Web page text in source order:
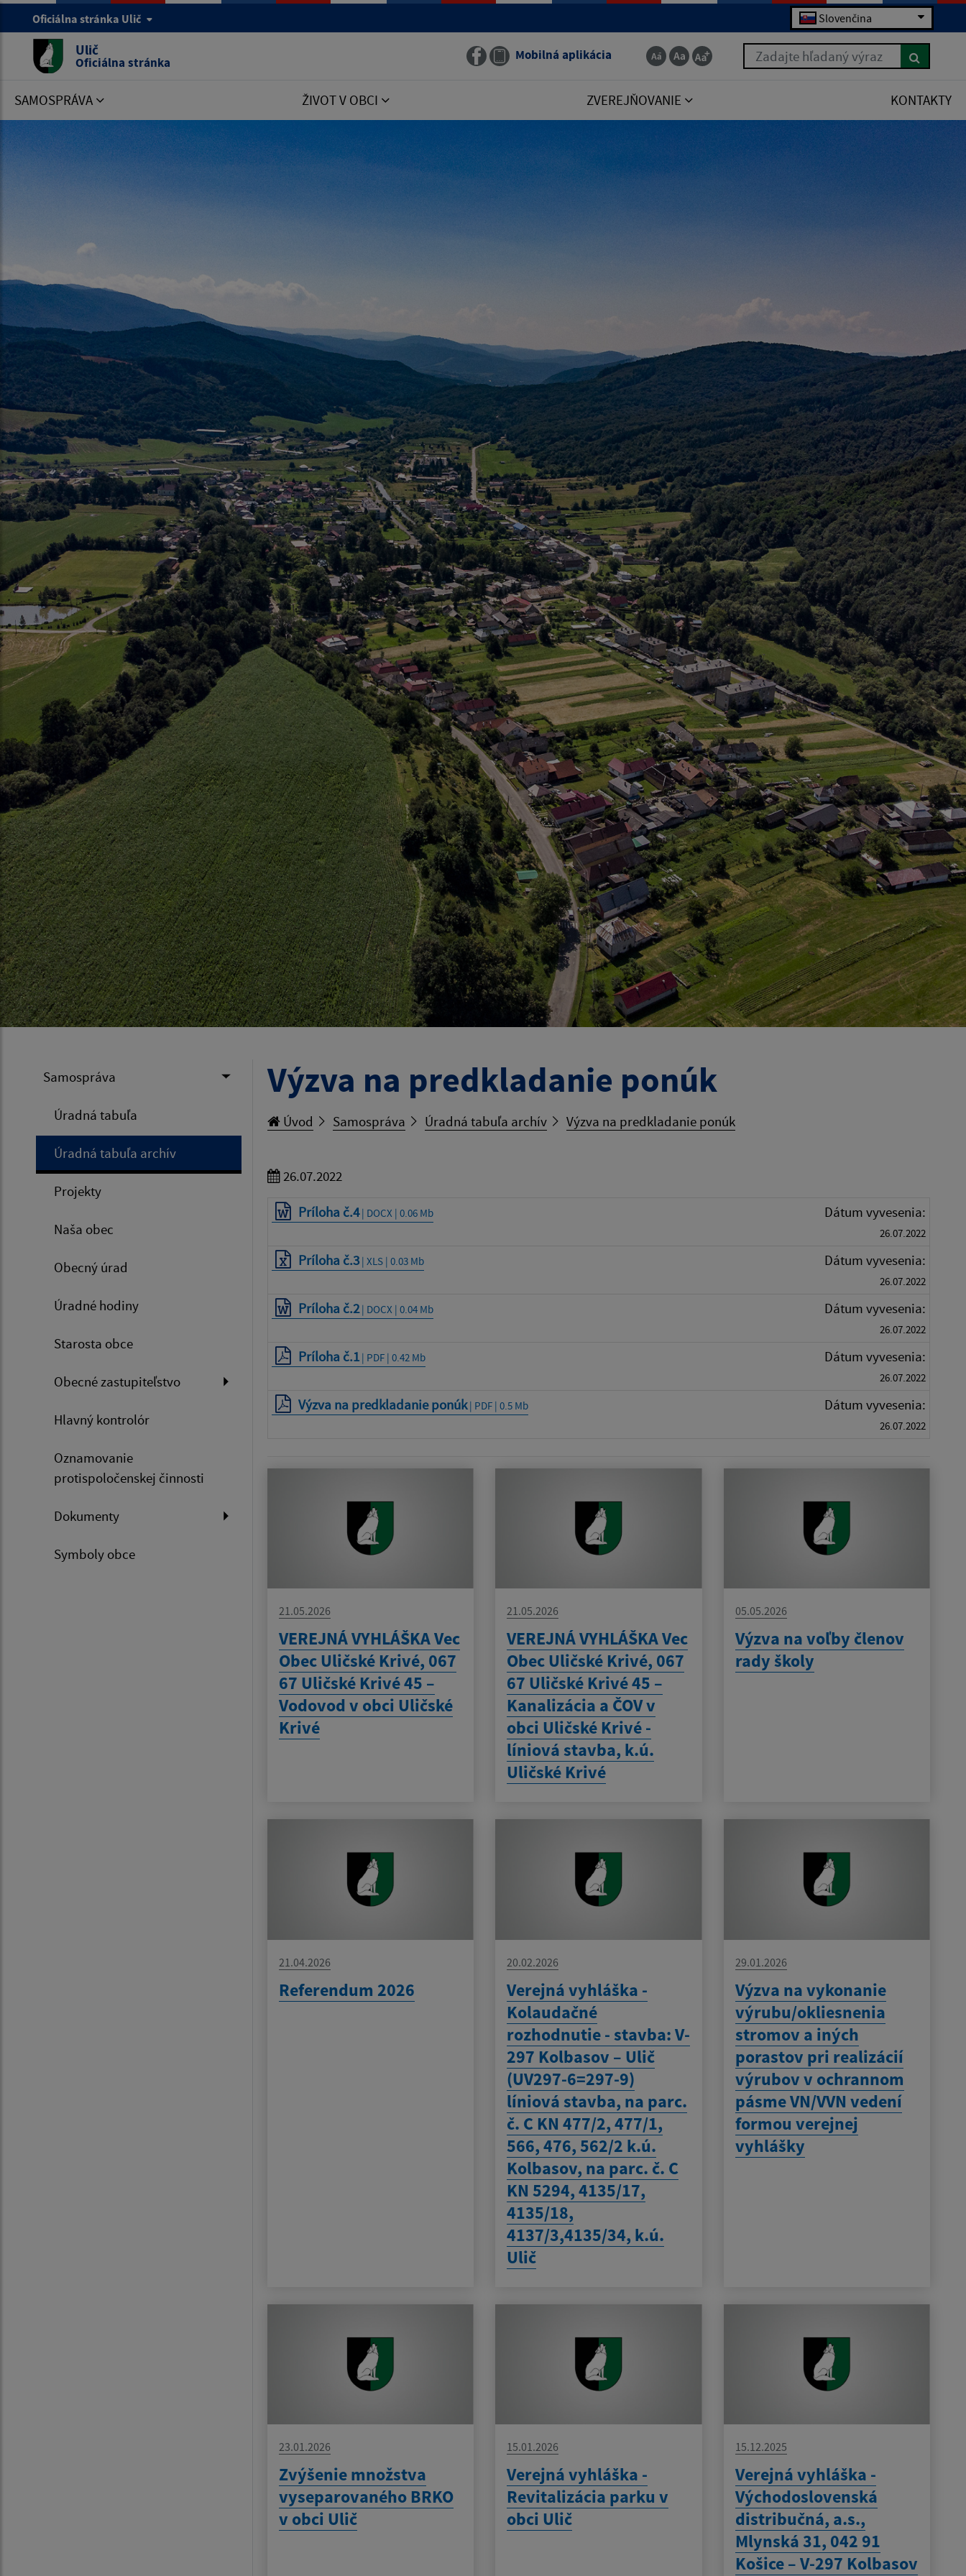
Oficiálna stránka Ulič Slovenčina
Ulič
Oficiálna stránka Mobilná aplikácia Zadajte hľadaný výraz
SAMOSPRÁVA ŽIVOT V OBCI ZVEREJŇOVANIE KONTAKTY
Samospráva
Úradná tabuľa
Úradná tabuľa archív
Projekty
Naša obec
Obecný úrad
Úradné hodiny
Starosta obce
Obecné zastupiteľstvo
Hlavný kontrolór
Oznamovanie
protispoločenskej činnosti
Dokumenty
Symboly obce
Výzva na predkladanie ponúk
Úvod Samospráva Úradná tabuľa archív Výzva na predkladanie ponúk
26.07.2022
Príloha č.4| DOCX | 0.06 Mb Dátum vyvesenia:
26.07.2022
Príloha č.3| XLS | 0.03 Mb Dátum vyvesenia:
26.07.2022
Príloha č.2| DOCX | 0.04 Mb Dátum vyvesenia:
26.07.2022
Príloha č.1| PDF | 0.42 Mb Dátum vyvesenia:
26.07.2022
Výzva na predkladanie ponúk| PDF | 0.5 Mb Dátum vyvesenia:
26.07.2022
21.05.2026
VEREJNÁ VYHLÁŠKA Vec
Obec Uličské Krivé, 067
67 Uličské Krivé 45 –
Vodovod v obci Uličské
Krivé
21.05.2026
VEREJNÁ VYHLÁŠKA Vec
Obec Uličské Krivé, 067
67 Uličské Krivé 45 –
Kanalizácia a ČOV v
obci Uličské Krivé -
líniová stavba, k.ú.
Uličské Krivé
05.05.2026
Výzva na voľby členov
rady školy
21.04.2026
Referendum 2026
20.02.2026
Verejná vyhláška -
Kolaudačné
rozhodnutie - stavba: V-
297 Kolbasov – Ulič
(UV297-6=297-9)
líniová stavba, na parc.
č. C KN 477/2, 477/1,
566, 476, 562/2 k.ú.
Kolbasov, na parc. č. C
KN 5294, 4135/17,
4135/18,
4137/3,4135/34, k.ú.
Ulič
29.01.2026
Výzva na vykonanie
výrubu/okliesnenia
stromov a iných
porastov pri realizácií
výrubov v ochrannom
pásme VN/VVN vedení
formou verejnej
vyhlášky
23.01.2026
Zvýšenie množstva
vyseparovaného BRKO
v obci Ulič
15.01.2026
Verejná vyhláška -
Revitalizácia parku v
obci Ulič
15.12.2025
Verejná vyhláška -
Východoslovenská
distribučná, a.s.,
Mlynská 31, 042 91
Košice – V-297 Kolbasov